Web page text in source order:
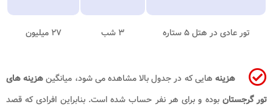
تور عادی در هتل ۵ ستاره ۳ شب ۲۷ میلیون
هزینههایی که در جدول بالا مشاهده می شود، میانگینهزینه های
تور گرجستان بوده و برای هر نفر حساب شده است. بنابراین افرادی که قصد